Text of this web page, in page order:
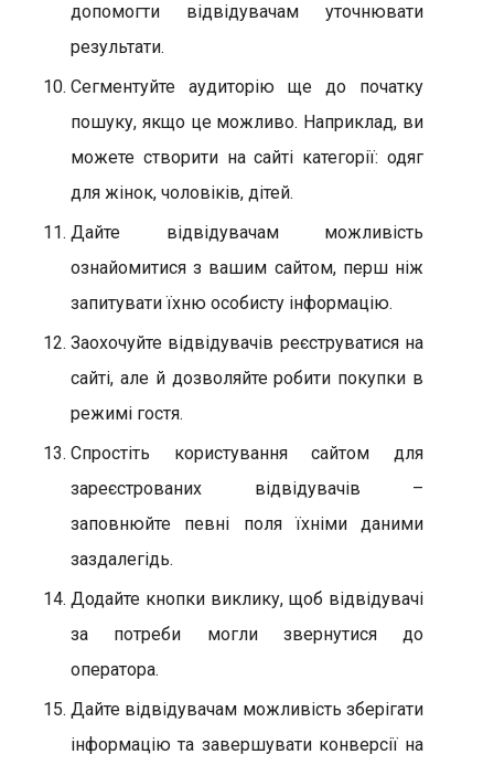
допомогти відвідувачам уточнювати
результати.
Сегментуйте аудиторію ще до початку
пошуку, якщо це можливо. Наприклад, ви
можете створити на сайті категорії: одяг
для жінок, чоловіків, дітей.
Дайте відвідувачам можливість
ознайомитися з вашим сайтом, перш ніж
запитувати їхню особисту інформацію.
Заохочуйте відвідувачів реєструватися на
сайті, але й дозволяйте робити покупки в
режимі гостя.
Спростіть користування сайтом для
зареєстрованих відвідувачів –
заповнюйте певні поля їхніми даними
заздалегідь.
Додайте кнопки виклику, щоб відвідувачі
за потреби могли звернутися до
оператора.
Дайте відвідувачам можливість зберігати
інформацію та завершувати конверсії на